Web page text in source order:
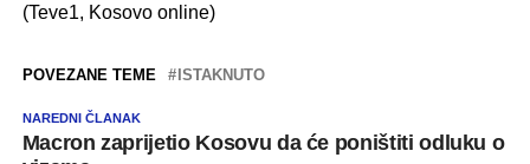
(Teve1, Kosovo online)
POVEZANE TEME ISTAKNUTO
NAREDNI ČLANAK
Macron zaprijetio Kosovu da će poništiti odluku o